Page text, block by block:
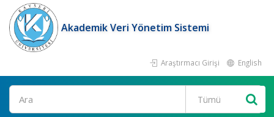
Akademik Veri Yönetim Sistemi
Araştırmacı Girişi English
Ara